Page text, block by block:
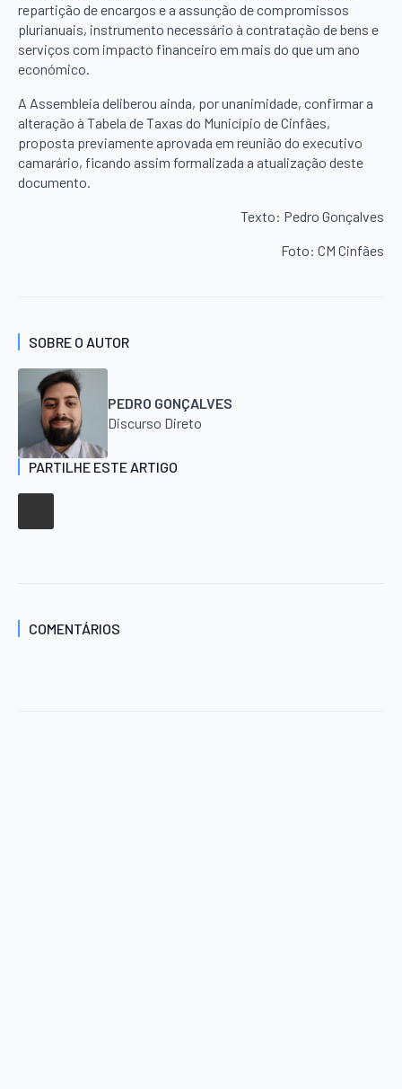
repartição de encargos e a assunção de compromissos
plurianuais, instrumento necessário à contratação de bens e
serviços com impacto financeiro em mais do que um ano
económico.
A Assembleia deliberou ainda, por unanimidade, confirmar a
alteração à Tabela de Taxas do Município de Cinfães,
proposta previamente aprovada em reunião do executivo
camarário, ficando assim formalizada a atualização deste
documento.
Texto: Pedro Gonçalves
Foto: CM Cinfães
SOBRE O AUTOR
PEDRO GONÇALVES
Discurso Direto
PARTILHE ESTE ARTIGO
COMENTÁRIOS